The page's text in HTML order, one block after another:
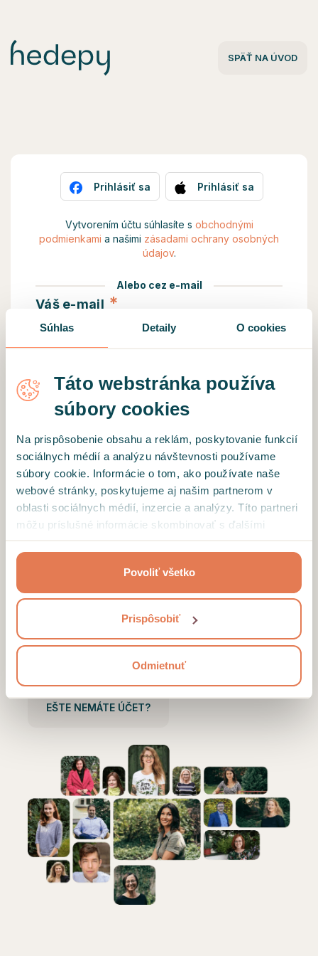
Súhlas Detaily O cookies
Táto webstránka používa
súbory cookies
Na prispôsobenie obsahu a reklám, poskytovanie funkcií
sociálnych médií a analýzu návštevnosti používame
súbory cookie. Informácie o tom, ako používate naše
webové stránky, poskytujeme aj našim partnerom v
oblasti sociálnych médií, inzercie a analýzy. Títo partneri
môžu príslušné informácie skombinovať s ďalšími
keď ste používali ich služby.
Povoliť všetko
Prispôsobiť
Odmietnuť
SPÄŤ NA ÚVOD
Prihlásiť sa Prihlásiť sa
Vytvorením účtu súhlasíte s obchodnými
podmienkami a našimi zásadami ochrany osobných
údajov.
Alebo cez e-mail
Váš e-mail *
Heslo*
Obnoviť heslo
PRIHLÁSIŤ SA
Ešte nemáte účet?Registrácia
Prihlásiť sa
EŠTE NEMÁTE ÚČET?